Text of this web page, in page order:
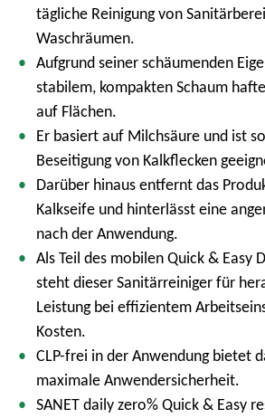
tägliche Reinigung von
Waschräumen.
Aufgrund seiner schäumenden
stabilem, kompakten Schaum
auf Flächen.
Er basiert auf Milchsäure und ist
Beseitigung von Kalkflecken
Darüber hinaus entfernt das
Kalkseife und hinterlässt eine
nach der Anwendung.
Als Teil des mobilen Quick & Easy
steht dieser Sanitärreiniger für
Leistung bei effizientem
Kosten.
CLP-frei in der Anwendung bietet
maximale Anwendersicherheit.
SANET daily zero% Quick & Easy